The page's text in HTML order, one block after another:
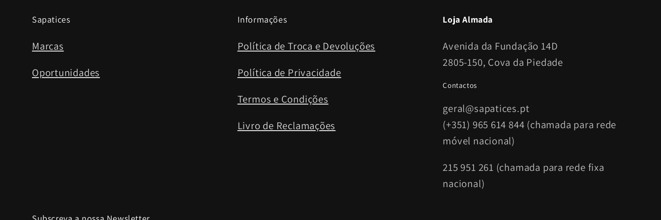
Sapatices
Marcas
Oportunidades
Informações
Política de Troca e Devoluções
Política de Privacidade
Termos e Condições
Livro de Reclamações
Loja Almada
Avenida da Fundação 14D
2805-150, Cova da Piedade
Contactos
geral@sapatices.pt
(+351) 965 614 844 (chamada para rede
móvel nacional)
215 951 261 (chamada para rede fixa
nacional)